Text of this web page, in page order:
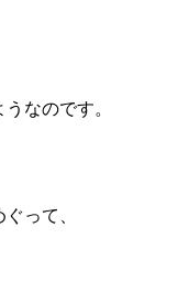
なのです。
って、